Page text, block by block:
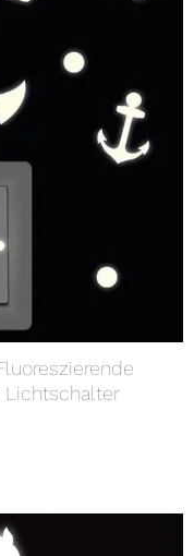
Lichtschalter